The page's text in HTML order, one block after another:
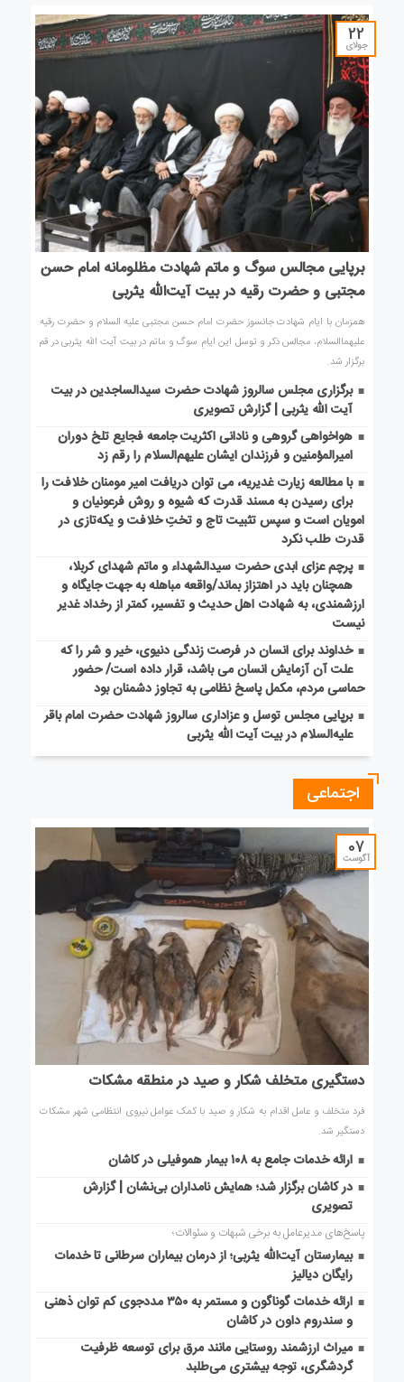
22
جولای
برپایی مجالس سوگ و ماتم شهادت مظلومانه امام حسن
مجتبی و حضرت رقیه در بیت آیت‌الله یثربی
همزمان با ایام شهادت جانسوز حضرت امام حسن مجتبی علیه السلام و حضرت رقیه
علیهماالسلام، مجالس ذکر و توسل این ایامِ سوگ و‌ ماتم در بیت آیت الله یثربی در قم
برگزار شد.
برگزاری مجلس سالروز شهادت حضرت سیدالساجدین در بیت
آیت الله یثربی | گزارش تصویری
هواخواهی گروهی و نادانی اکثریت جامعه فجایع تلخ دوران
امیرالمؤمنین و فرزندان ایشان علیهم‌السلام را رقم زد
با مطالعه زیارت غدیریه، می توان دریافت امیر مومنان خلافت را
برای رسیدن به مسند قدرت که شیوه و روش فرعونیان و
امویان است و سپس تثبیت تاج و تختِ خلافت و یکه‌تازی در
قدرت طلب نکرد
پرچم عزای ابدی حضرت سیدالشهداء و ماتم شهدای کربلا،
همچنان باید در اهتزاز بماند/واقعه مباهله به جهت جایگاه و
ارزشمندی، به شهادت اهل حدیث و تفسیر، کمتر از رخداد غدیر
نیست
خداوند برای انسان در فرصت زندگی دنیوی، خیر و شر را که
علت آن آزمایش انسان می باشد، قرار داده است/ حضور
حماسی مردم، مکمل پاسخ نظامی به تجاوز دشمنان بود
برپایی مجلس توسل و عزاداری سالروز شهادت حضرت امام باقر
علیه‌السلام در بیت آیت الله یثربی
اجتماعی
07
آگوست
دستگیری متخلف شکار و صید در منطقه مشکات
فرد متخلف و عامل اقدام به شکار و صید با کمک عوامل نیروی انتظامی شهر مشکات
دستگیر شد.
ارائه خدمات جامع به ۱۰۸ بیمار هموفیلی در کاشان
در کاشان برگزار شد؛ همایش نامداران بی‌نشان | گزارش
تصویری
پاسخ‌های مدیرعامل به برخی شبهات و سئوالات؛
بیمارستان آیت‌الله یثربی؛ از درمان بیماران سرطانی تا خدمات
رایگان دیالیز
ارائه خدمات گوناگون و مستمر به ۳۵۰ مددجوی کم توان ذهنی
و سندروم داون در کاشان
میراث ارزشمند روستایی مانند مرق برای توسعه ظرفیت
گردشگری، توجه بیشتری می‌طلبد